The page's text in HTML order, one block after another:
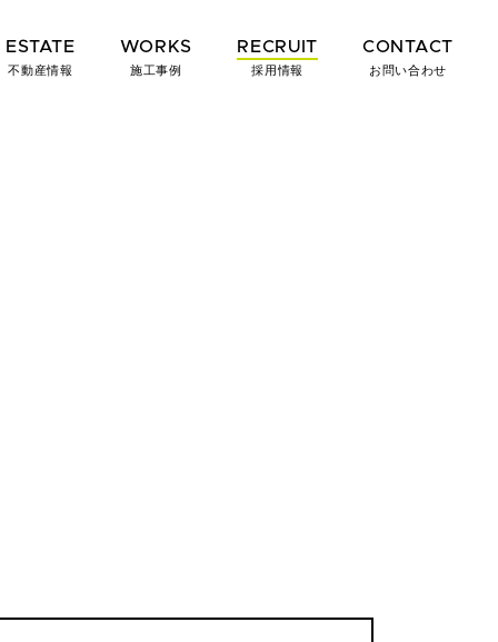
ESTATE
不動産情報
WORKS
施工事例
RECRUIT
採用情報
CONTACT
お問い合わせ